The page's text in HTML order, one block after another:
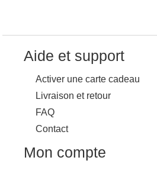
Aide et support
Activer une carte cadeau
Livraison et retour
FAQ
Contact
Mon compte